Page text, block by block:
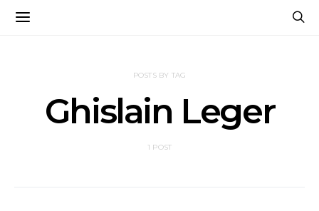
POSTS BY TAG
Ghislain Leger
1 POST